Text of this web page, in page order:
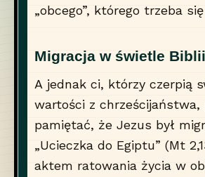
„obcego”, którego trzeba
Migracja w świetle Biblii
A jednak ci, którzy czerpią
wartości z chrześcijaństwa,
pamiętać, że Jezus był
„Ucieczka do Egiptu” (Mt
aktem ratowania życia w